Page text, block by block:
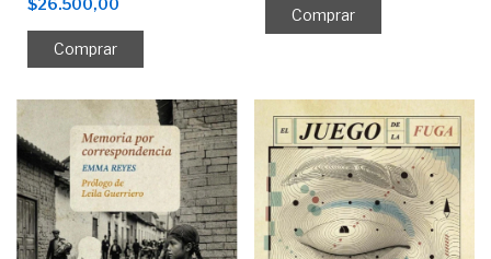
$26.500,00